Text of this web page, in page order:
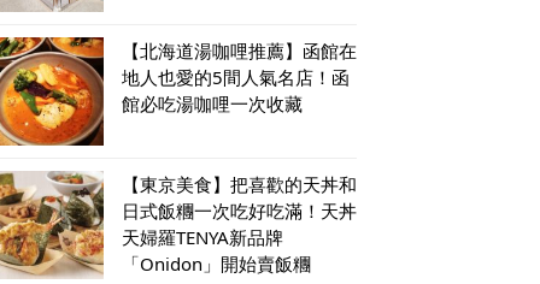
【北海道湯咖哩推薦】函館在
地人也愛的5間人氣名店！函
館必吃湯咖哩一次收藏
【東京美食】把喜歡的天丼和
日式飯糰一次吃好吃滿！天丼
天婦羅TENYA新品牌
「Onidon」開始賣飯糰